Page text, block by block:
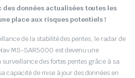
des données actualisées toutes les
place aux risques potentiels !
de la stabilité des pentes, le radar de
MS-SAR5000 est devenu une
des fortes pentes grâce à sa
capacité de mise à jour des données en